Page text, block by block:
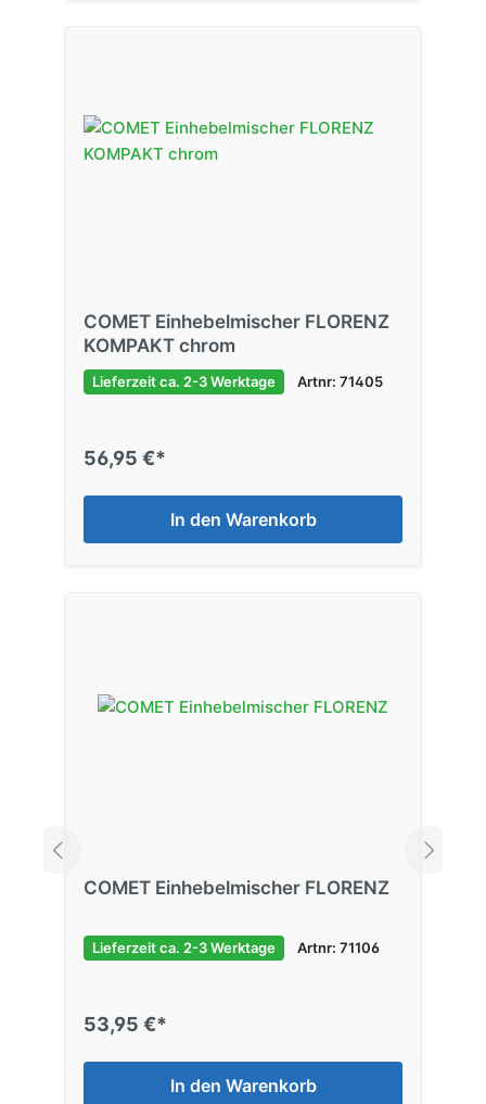
COMET Einhebelmischer FLORENZ
KOMPAKT chrom
Lieferzeit ca. 2-3 Werktage Artnr: 71405
56,95 €*
In den Warenkorb
COMET Einhebelmischer FLORENZ
Lieferzeit ca. 2-3 Werktage Artnr: 71106
53,95 €*
In den Warenkorb